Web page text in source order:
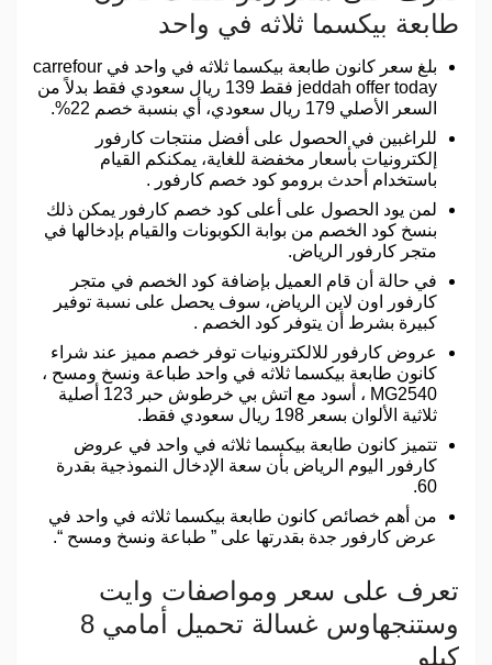
طابعة بيكسما ثلاثه في واحد
بلغ سعر كانون طابعة بيكسما ثلاثه في واحد في carrefour
jeddah offer today فقط 139 ريال سعودي فقط بدلاً من
السعر الأصلي 179 ريال سعودي، أي بنسبة خصم 22%.
للراغبين في الحصول على أفضل منتجات كارفور
إلكترونيات بأسعار مخفضة للغاية، يمكنكم القيام
باستخدام أحدث برومو كود خصم كارفور .
لمن يود الحصول على أعلى كود خصم كارفور يمكن ذلك
بنسخ كود الخصم من بوابة الكوبونات والقيام بإدخالها في
متجر كارفور الرياض.
في حالة أن قام العميل بإضافة كود الخصم في متجر
كارفور اون لاين الرياض، سوف يحصل على نسبة توفير
كبيرة بشرط أن يتوفر كود الخصم .
عروض كارفور للالكترونيات توفر خصم مميز عند شراء
كانون طابعة بيكسما ثلاثه في واحد طباعة ونسخ ومسح ،
MG2540 ، أسود مع اتش بي خرطوش حبر 123 أصلية
ثلاثية الألوان بسعر 198 ريال سعودي فقط.
تتميز كانون طابعة بيكسما ثلاثه في واحد في عروض
كارفور اليوم الرياض بأن سعة الإدخال النموذجية بقدرة
60.
من أهم خصائص كانون طابعة بيكسما ثلاثه في واحد في
عرض كارفور جدة بقدرتها على ” طباعة ونسخ ومسح “.
تعرف على سعر ومواصفات وايت
وستنجهاوس غسالة تحميل أمامي 8
كيلو